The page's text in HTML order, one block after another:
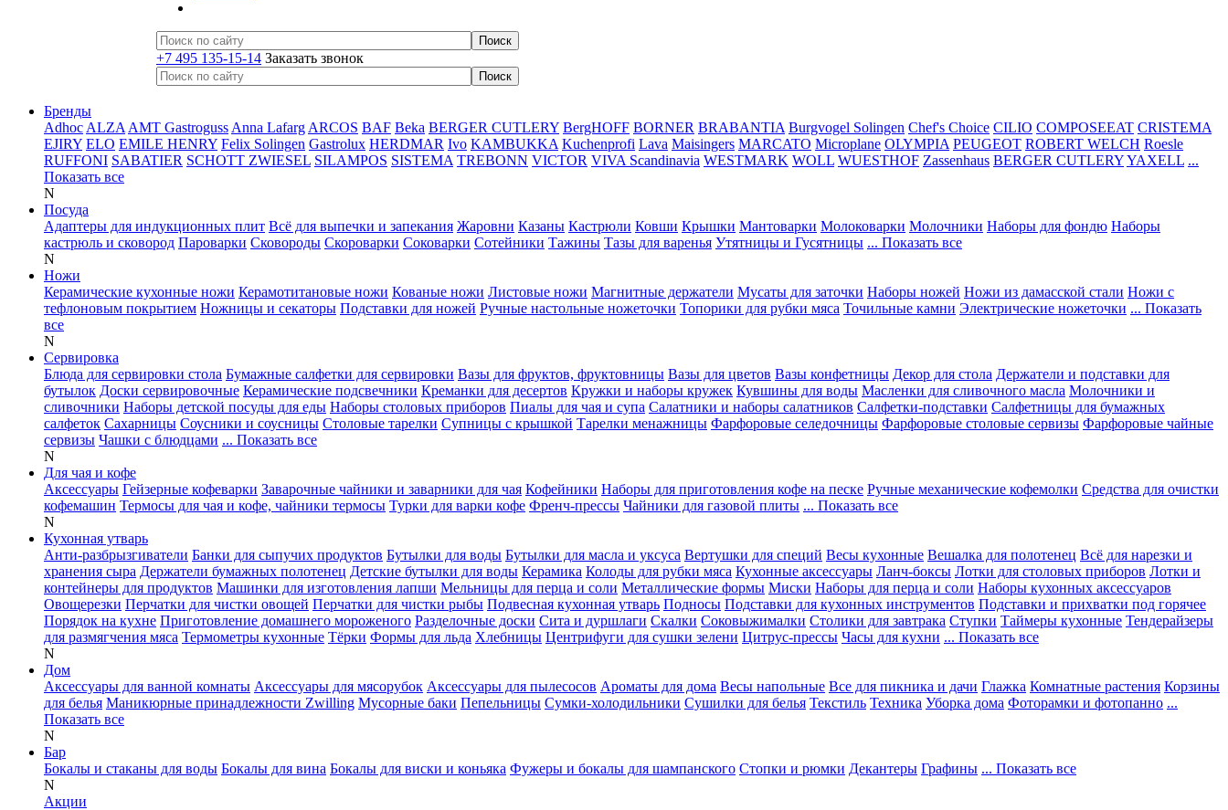
+7 495 135-15-14 Заказать звонок
Бренды
Adhoc ALZA AMT Gastroguss Anna Lafarg ARCOS BAF Beka BERGER CUTLERY BergHOFF BORNER BRABANTIA Burgvogel Solingen Chef's Choice CILIO COMPOSEEAT CRISTEMA
EJIRY ELO EMILE HENRY Felix Solingen Gastrolux HERDMAR Ivo KAMBUKKA Kuchenprofi Lava Maisingers MARCATO Microplane OLYMPIA PEUGEOT ROBERT WELCH Roesle
RUFFONI SABATIER SCHOTT ZWIESEL SILAMPOS SISTEMA TREBONN VICTOR VIVA Scandinavia WESTMARK WOLL WUESTHOF Zassenhaus BERGER CUTLERYYAXELL ...
Показать все
N
Посуда
Адаптеры для индукционных плит Всё для выпечки и запекания Жаровни Казаны Кастрюли Ковши Крышки Мантоварки Молоковарки Молочники Наборы для фондю Наборы
кастрюль и сковород Пароварки Сковороды Скороварки Соковарки Сотейники Тажины Тазы для варенья Утятницы и Гусятницы ... Показать все
N
Ножи
Керамические кухонные ножи Керамотитановые ножи Кованые ножи Листовые ножи Магнитные держатели Мусаты для заточки Наборы ножей Ножи из дамасской стали Ножи с
тефлоновым покрытием Ножницы и секаторы Подставки для ножей Ручные настольные ножеточки Топорики для рубки мяса Точильные камни Электрические ножеточки ... Показать
все
N
Сервировка
Блюда для сервировки стола Бумажные салфетки для сервировки Вазы для фруктов, фруктовницы Вазы для цветов Вазы конфетницы Декор для стола Держатели и подставки для
бутылок Доски сервировочные Керамические подсвечники Креманки для десертов Кружки и наборы кружек Кувшины для воды Масленки для сливочного масла Молочники и
сливочники Наборы детской посуды для еды Наборы столовых приборов Пиалы для чая и супа Салатники и наборы салатников Салфетки-подставки Салфетницы для бумажных
салфеток Сахарницы Соусники и соусницы Столовые тарелки Супницы с крышкой Тарелки менажницы Фарфоровые селедочницы Фарфоровые столовые сервизы Фарфоровые чайные
сервизы Чашки с блюдцами ... Показать все
N
Для чая и кофе
Аксессуары Гейзерные кофеварки Заварочные чайники и заварники для чая Кофейники Наборы для приготовления кофе на песке Ручные механические кофемолки Средства для очистки
кофемашин Термосы для чая и кофе, чайники термосы Турки для варки кофе Френч-прессы Чайники для газовой плиты ... Показать все
N
Кухонная утварь
Анти-разбрызгиватели Банки для сыпучих продуктов Бутылки для воды Бутылки для масла и уксуса Вертушки для специй Весы кухонные Вешалка для полотенец Всё для нарезки и
хранения сыра Держатели бумажных полотенец Детские бутылки для воды Керамика Колоды для рубки мяса Кухонные аксессуары Ланч-боксы Лотки для столовых приборов Лотки и
контейнеры для продуктов Машинки для изготовления лапши Мельницы для перца и соли Металлические формы Миски Наборы для перца и соли Наборы кухонных аксессуаров
Овощерезки Перчатки для чистки овощей Перчатки для чистки рыбы Подвесная кухонная утварь Подносы Подставки для кухонных инструментов Подставки и прихватки под горячее
Порядок на кухне Приготовление домашнего мороженого Разделочные доски Сита и дуршлаги Скалки Соковыжималки Столики для завтрака Ступки Таймеры кухонные Тендерайзеры
для размягчения мяса Термометры кухонные Тёрки Формы для льда Хлебницы Центрифуги для сушки зелени Цитрус-прессы Часы для кухни ... Показать все
N
Дом
Аксессуары для ванной комнаты Аксессуары для мясорубок Аксессуары для пылесосов Ароматы для дома Весы напольные Все для пикника и дачи Глажка Комнатные растения Корзины
для белья Маникюрные принадлежности Zwilling Мусорные баки Пепельницы Сумки-холодильники Сушилки для белья Текстиль Техника Уборка дома Фоторамки и фотопанно ...
Показать все
N
Бар
Бокалы и стаканы для воды Бокалы для вина Бокалы для виски и коньяка Фужеры и бокалы для шампанского Стопки и рюмки Декантеры Графины ... Показать все
N
Акции